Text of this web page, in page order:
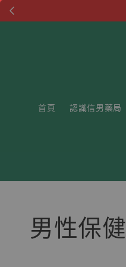
首頁 認識信男藥局
男性保健